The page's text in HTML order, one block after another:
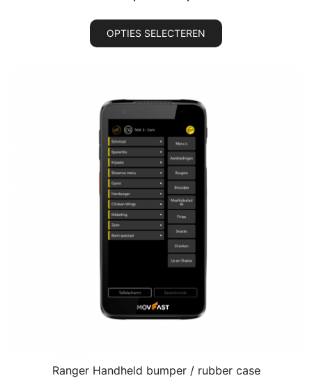
tot
€ 85,54
OPTIES SELECTEREN
Dit
product
Ranger Handheld bumper / rubber case